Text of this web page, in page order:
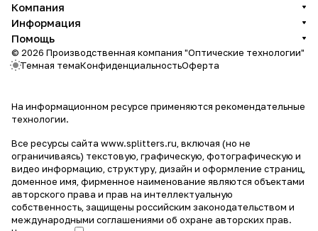
Компания
Информация
Помощь
© 2026 Производственная компания "Оптические технологии"
Темная темаКонфиденциальностьОферта
На информационном ресурсе применяются рекомендательные
технологии.
Все ресурсы сайта www.splitters.ru, включая (но не
ограничиваясь) текстовую, графическую, фотографическую и
видео информацию, структуру, дизайн и оформление страниц,
доменное имя, фирменное наименование являются объектами
авторского права и прав на интеллектуальную
собственность, защищены российским законодательством и
международными соглашениями об охране авторских прав.